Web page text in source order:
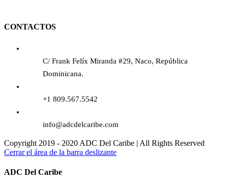
CONTACTOS
C/ Frank Felíx Miranda #29, Naco, República
Dominicana.
+1 809.567.5542
info@adcdelcaribe.com
Copyright 2019 - 2020 ADC Del Caribe | All Rights Reserved
Cerrar el área de la barra deslizante
ADC Del Caribe